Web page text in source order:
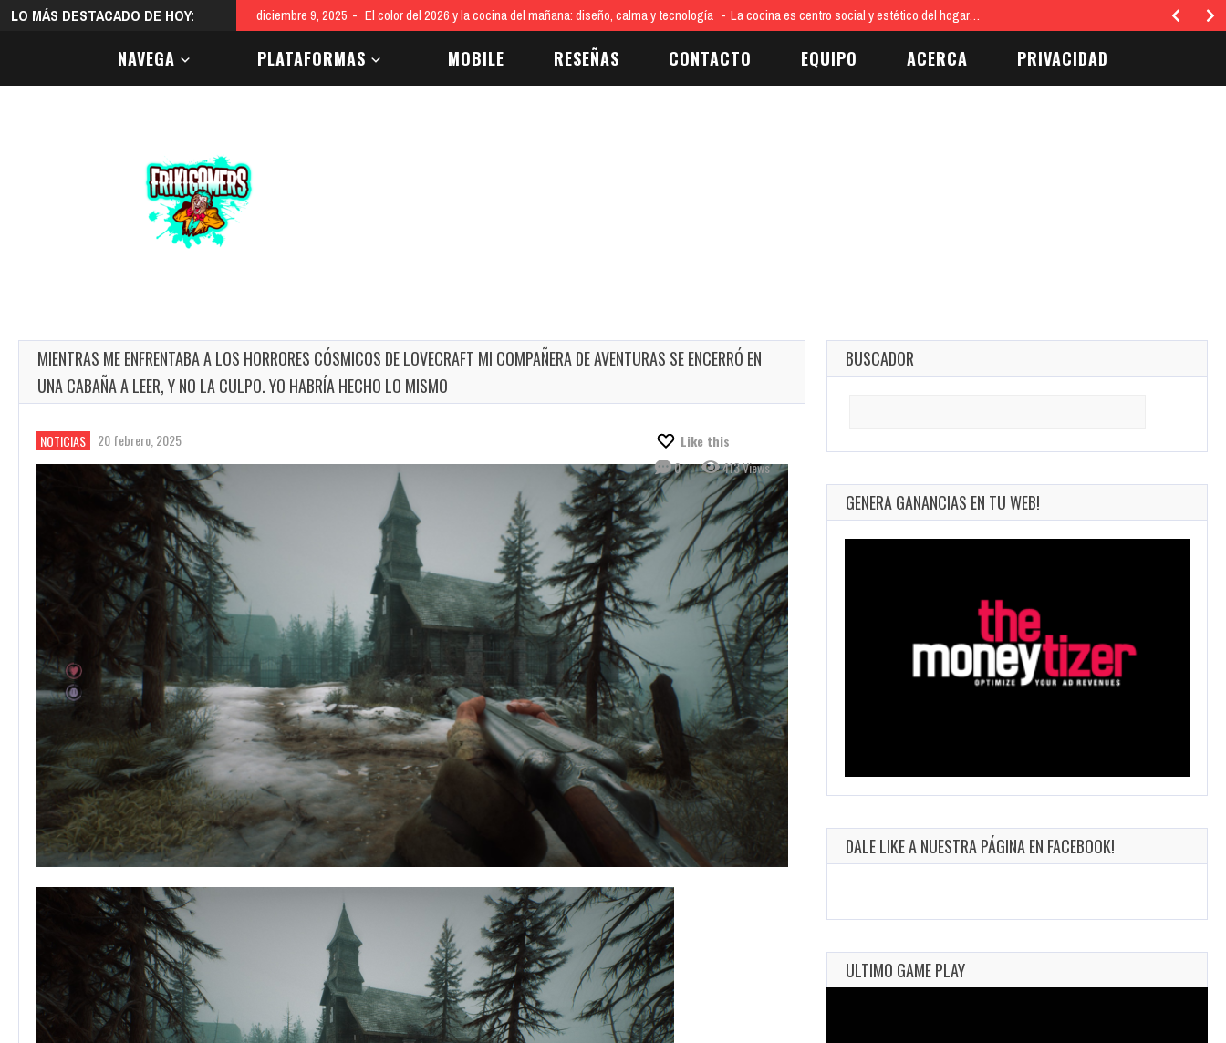
LO MÁS DESTACADO DE HOY: diciembre 9, 2025 El color del 2026 y la cocina del mañana: diseño, calma y tecnología La cocina es centro social y estético del hogar…
NAVEGA PLATAFORMAS MOBILE RESEÑAS CONTACTO EQUIPO ACERCA PRIVACIDAD
MIENTRAS ME ENFRENTABA A LOS HORRORES CÓSMICOS DE LOVECRAFT MI COMPAÑERA DE AVENTURAS SE ENCERRÓ EN
UNA CABAÑA A LEER, Y NO LA CULPO. YO HABRÍA HECHO LO MISMO
NOTICIAS 20 febrero, 2025
Like this
0
413 Views
BUSCADOR
GENERA GANANCIAS EN TU WEB!
DALE LIKE A NUESTRA PÁGINA EN FACEBOOK!
ULTIMO GAME PLAY